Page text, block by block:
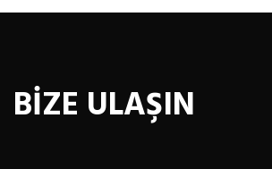
BİZE ULAŞIN